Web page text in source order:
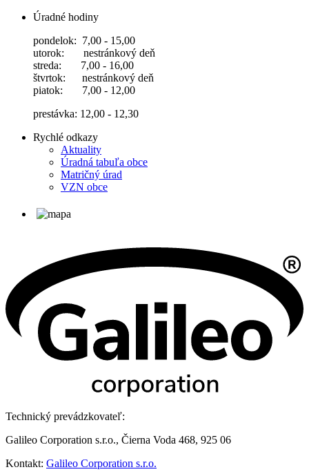
Úradné hodiny
pondelok: 7,00 - 15,00
utorok: nestránkový deň
streda: 7,00 - 16,00
štvrtok: nestránkový deň
piatok: 7,00 - 12,00
prestávka: 12,00 - 12,30
Rychlé odkazy
Aktuality
Úradná tabuľa obce
Matričný úrad
VZN obce
Technický prevádzkovateľ:
Galileo Corporation s.r.o., Čierna Voda 468, 925 06
Kontakt: Galileo Corporation s.r.o.